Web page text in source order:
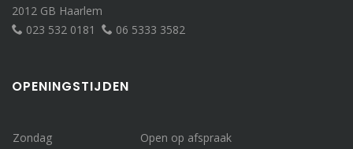
2012 GB Haarlem
023 532 0181
06 5333 3582
OPENINGSTIJDEN
Zondag
Open op afspraak